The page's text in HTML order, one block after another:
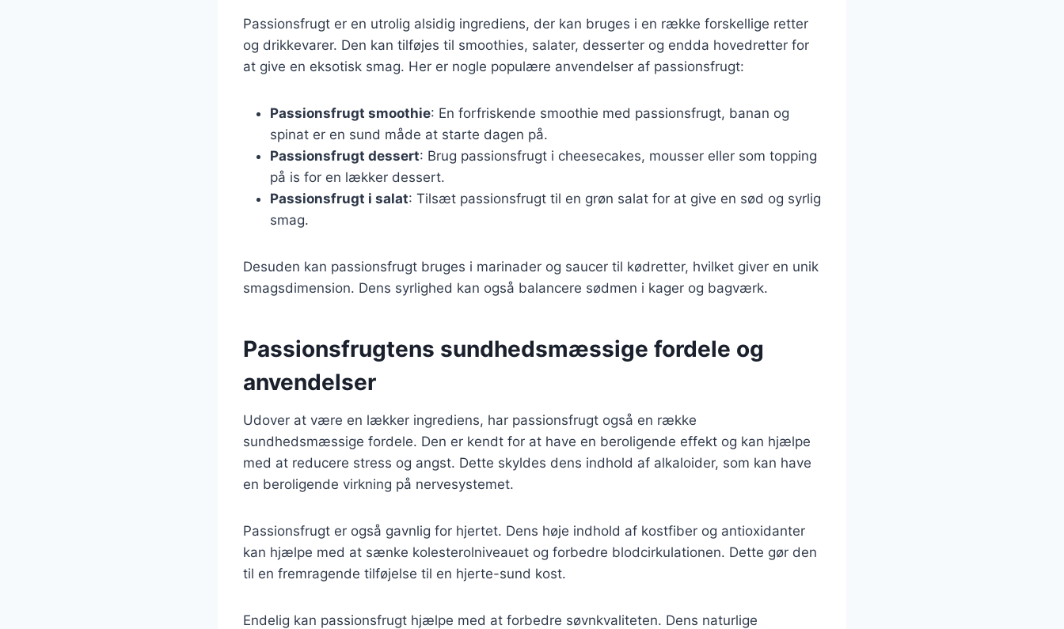
Passionsfrugt er en utrolig alsidig ingrediens, der kan bruges i en række forskellige retter
og drikkevarer. Den kan tilføjes til smoothies, salater, desserter og endda hovedretter for
at give en eksotisk smag. Her er nogle populære anvendelser af passionsfrugt:
Passionsfrugt smoothie: En forfriskende smoothie med passionsfrugt, banan og
spinat er en sund måde at starte dagen på.
Passionsfrugt dessert: Brug passionsfrugt i cheesecakes, mousser eller som topping
på is for en lækker dessert.
Passionsfrugt i salat: Tilsæt passionsfrugt til en grøn salat for at give en sød og syrlig
smag.
Desuden kan passionsfrugt bruges i marinader og saucer til kødretter, hvilket giver en unik
smagsdimension. Dens syrlighed kan også balancere sødmen i kager og bagværk.
Passionsfrugtens sundhedsmæssige fordele og
anvendelser
Udover at være en lækker ingrediens, har passionsfrugt også en række
sundhedsmæssige fordele. Den er kendt for at have en beroligende effekt og kan hjælpe
med at reducere stress og angst. Dette skyldes dens indhold af alkaloider, som kan have
en beroligende virkning på nervesystemet.
Passionsfrugt er også gavnlig for hjertet. Dens høje indhold af kostfiber og antioxidanter
kan hjælpe med at sænke kolesterolniveauet og forbedre blodcirkulationen. Dette gør den
til en fremragende tilføjelse til en hjerte-sund kost.
Endelig kan passionsfrugt hjælpe med at forbedre søvnkvaliteten. Dens naturlige